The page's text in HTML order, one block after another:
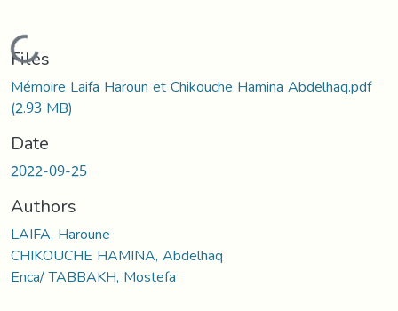
Loading...
Files
Mémoire Laifa Haroun et Chikouche Hamina Abdelhaq.pdf
(2.93 MB)
Date
2022-09-25
Authors
LAIFA, Haroune
CHIKOUCHE HAMINA, Abdelhaq
Enca/ TABBAKH, Mostefa